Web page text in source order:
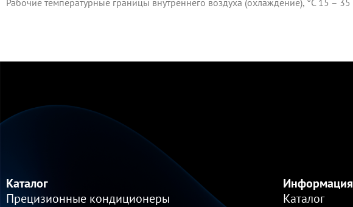
Рабочие температурные границы внутреннего воздуха (охлаждение), °C 15 – 35
Каталог
Прецизионные кондиционеры
Информация
Каталог